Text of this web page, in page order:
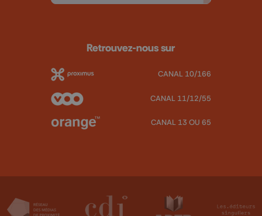
Retrouvez-nous sur
CANAL 10/166
CANAL 11/12/55
CANAL 13 OU 65